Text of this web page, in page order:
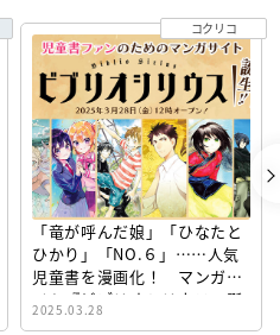
「竜が呼んだ娘」「ひなたと
ひかり」「NO.６」……人気
児童書を漫画化！ マンガサ
イト『ビブリオシリウス』誕
生！
2025.03.28
コクリコ